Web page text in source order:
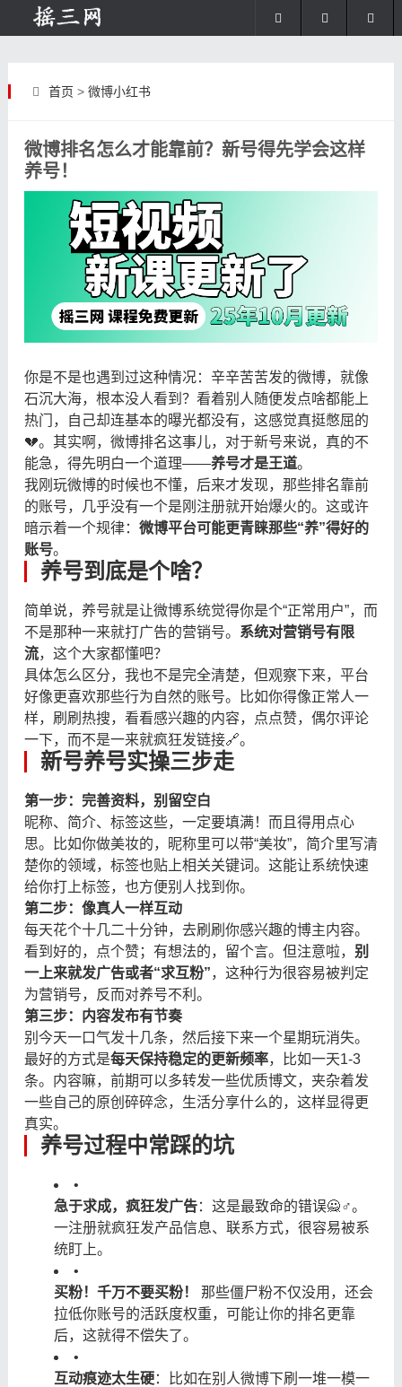
首页 > 微博小红书
微博排名怎么才能靠前？新号得先学会这样
养号！
你是不是也遇到过这种情况：辛辛苦苦发的微博，就像
石沉大海，根本没人看到？看着别人随便发点啥都能上
热门，自己却连基本的曝光都没有，这感觉真挺憋屈的
💔。其实啊，微博排名这事儿，对于新号来说，真的不
能急，得先明白一个道理——养号才是王道。
我刚玩微博的时候也不懂，后来才发现，那些排名靠前
的账号，几乎没有一个是刚注册就开始爆火的。这或许
暗示着一个规律： 微博平台可能更青睐那些“养”得好的
账号。
养号到底是个啥？
简单说，养号就是让微博系统觉得你是个“正常用户”，而
不是那种一来就打广告的营销号。 系统对营销号有限
流，这个大家都懂吧？
具体怎么区分，我也不是完全清楚，但观察下来，平台
好像更喜欢那些行为自然的账号。比如你得像正常人一
样，刷刷热搜，看看感兴趣的内容，点点赞，偶尔评论
一下，而不是一来就疯狂发链接🔗。
新号养号实操三步走
第一步：完善资料，别留空白
昵称、简介、标签这些，一定要填满！而且得用点心
思。比如你做美妆的，昵称里可以带“美妆”，简介里写清
楚你的领域，标签也贴上相关关键词。这能让系统快速
给你打上标签，也方便别人找到你。
第二步：像真人一样互动
每天花个十几二十分钟，去刷刷你感兴趣的博主内容。
看到好的，点个赞；有想法的，留个言。但注意啦， 别
一上来就发广告或者“求互粉”，这种行为很容易被判定
为营销号，反而对养号不利。
第三步：内容发布有节奏
别今天一口气发十几条，然后接下来一个星期玩消失。
最好的方式是每天保持稳定的更新频率，比如一天1-3
条。内容嘛，前期可以多转发一些优质博文，夹杂着发
一些自己的原创碎碎念，生活分享什么的，这样显得更
真实。
养号过程中常踩的坑
•
急于求成，疯狂发广告：这是最致命的错误🙅♂️。
一注册就疯狂发产品信息、联系方式，很容易被系
统盯上。
•
买粉！千万不要买粉！
​ 那些僵尸粉不仅没用，还会
拉低你账号的活跃度权重，可能让你的排名更靠
后，这就得不偿失了。
•
互动痕迹太生硬：比如在别人微博下刷一堆一模一